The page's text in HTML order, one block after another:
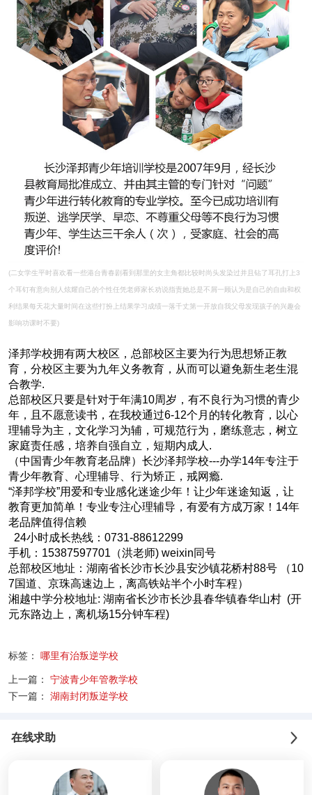
(二女学生平时喜欢看一些港台青春剧看到那里的女主角都比较时尚头发染过并且钻了耳孔打上3
个耳钉有意向别人炫耀自己的个性任凭老师家长劝说指责她总是不屑一顾认为是自己的自由和权
利结果每天花大量时间在这些打扮上结果学习成绩一落千丈第一开放自我父母发现孩子的兴趣会
影响功课时不要)
泽邦学校拥有两大校区，总部校区主要为行为思想矫正教
育，分校区主要为九年义务教育，从而可以避免新生老生混
合教学.
总部校区只要是针对于年满10周岁，有不良行为习惯的青少
年，且不愿意读书，在我校通过6-12个月的转化教育，以心
理辅导为主，文化学习为辅，可规范行为，磨练意志，树立
家庭责任感，培养自强自立，短期内成人.
（中国青少年教育老品牌）长沙泽邦学校---办学14年专注于
青少年教育、心理辅导、行为矫正，戒网瘾.
“泽邦学校”用爱和专业感化迷途少年！让少年迷途知返，让
教育更加简单！专业专注心理辅导，有爱有方成万家！14年
老品牌值得信赖
24小时成长热线：0731-88612299
手机：15387597701（洪老师) weixin同号
总部校区地址：湖南省长沙市长沙县安沙镇花桥村88号 （10
7国道、京珠高速边上，离高铁站半个小时车程）
湘越中学分校地址: 湖南省长沙市长沙县春华镇春华山村 (开
元东路边上，离机场15分钟车程)
标签： 哪里有治叛逆学校
上一篇：
宁波青少年管教学校
下一篇：
湖南封闭叛逆学校
在线求助